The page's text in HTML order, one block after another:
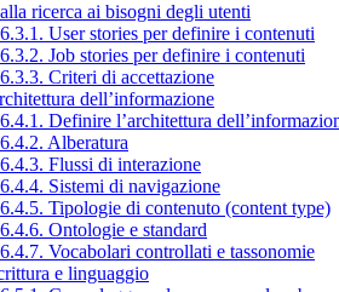
ricerca ai bisogni degli utenti
6.3.1. User stories per definire i contenuti
6.3.2. Job stories per definire i contenuti
6.3.3. Criteri di accettazione
dell’informazione
6.4.1. Definire l’architettura
6.4.2. Alberatura
6.4.3. Flussi di interazione
6.4.4. Sistemi di navigazione
6.4.5. Tipologie di contenuto (content type)
6.4.6. Ontologie e standard
6.4.7. Vocabolari controllati e tassonomie
e linguaggio